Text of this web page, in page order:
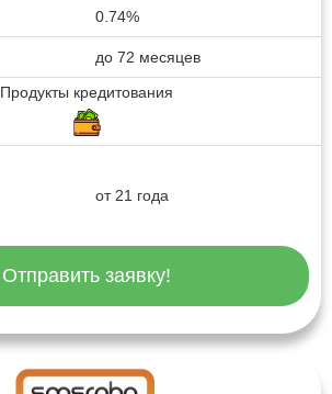
0.74%
до 72 месяцев
Продукты кредитования
от 21 года
Отправить заявку!